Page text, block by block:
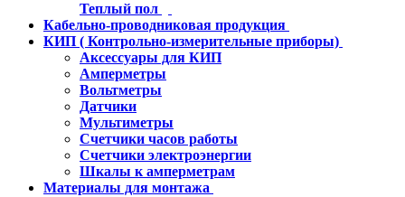
Теплый пол
Кабельно-проводниковая продукция
КИП ( Контрольно-измерительные приборы)
Аксессуары для КИП
Амперметры
Вольтметры
Датчики
Мультиметры
Счетчики часов работы
Счетчики электроэнергии
Шкалы к амперметрам
Материалы для монтажа